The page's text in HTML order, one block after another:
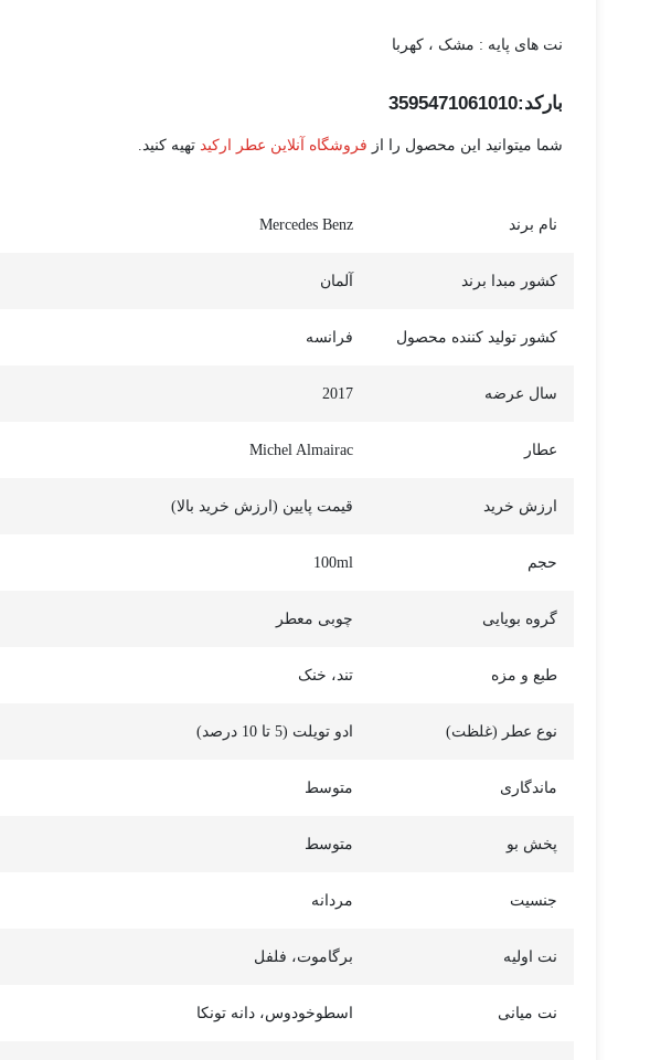
نت های پایه : مشک ، کهربا
بارکد:3595471061010
شما میتوانید این محصول را از فروشگاه آنلاین عطر ارکیدتهیه کنید.
نام برند Mercedes Benz
کشور مبدا برند آلمان
کشور تولید کننده محصول فرانسه
سال عرضه 2017
عطار Michel Almairac
ارزش خرید قیمت پایین (ارزش خرید بالا)
حجم 100ml
گروه بویایی چوبی معطر
طبع و مزه تند، خنک
نوع عطر (غلظت) ادو تویلت (5 تا 10 درصد)
ماندگاری متوسط
پخش بو متوسط
جنسیت مردانه
نت اولیه برگاموت، فلفل
نت میانی اسطوخودوس، دانه تونکا